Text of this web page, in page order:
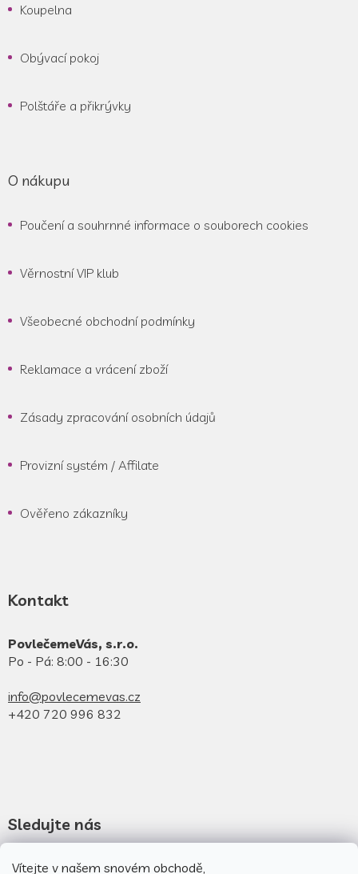
Vítejte v našem snovém obchodě,
Koupelna
Obývací pokoj
Polštáře a přikrývky
O nákupu
Poučení a souhrnné informace o souborech cookies
Věrnostní VIP klub
Všeobecné obchodní podmínky
Reklamace a vrácení zboží
Zásady zpracování osobních údajů
Provizní systém / Affilate
Ověřeno zákazníky
Kontakt
PovlečemeVás, s.r.o.
Po - Pá: 8:00 - 16:30
info@povlecemevas.cz
+420 720 996 832
Sledujte nás
Novinky na facebooku